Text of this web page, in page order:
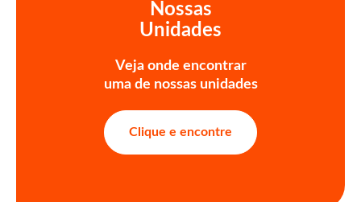
Nossas
Unidades
Veja onde encontrar
uma de nossas unidades
Clique e encontre